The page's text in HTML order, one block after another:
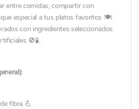
entre comidas, compartir con
especial a tus platos favoritos 🍽️.
con ingredientes seleccionados
🚫🧪.
fibra 💪